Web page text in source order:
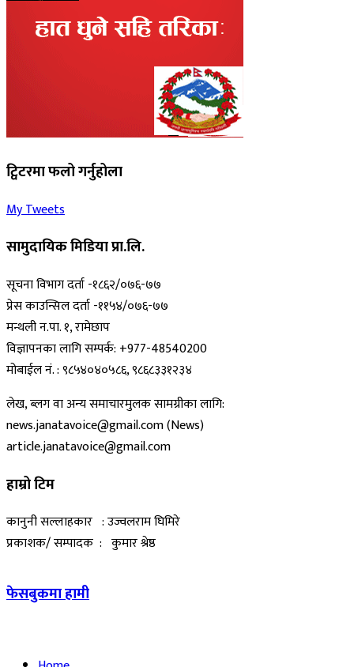
ट्विटरमा फलो गर्नुहोला
My Tweets
सामुदायिक मिडिया प्रा.लि.
सूचना विभाग दर्ता -१८६२/०७६-७७
प्रेस काउन्सिल दर्ता -११५४/०७६-७७
मन्थली न.पा. १, रामेछाप
विज्ञापनका लागि सम्पर्क: +977-48540200
मोबाईल नं. : ९८५४०४०५८६, ९८६८३३१२३४
लेख, ब्लग वा अन्य समाचारमुलक सामग्रीका लागि:
news.janatavoice@gmail.com (News)
article.janatavoice@gmail.com
हाम्रो टिम
कानुनी सल्लाहकार : उज्वलराम घिमिरे
प्रकाशक/ सम्पादक : कुमार श्रेष्ठ
फेसबुकमा हामी